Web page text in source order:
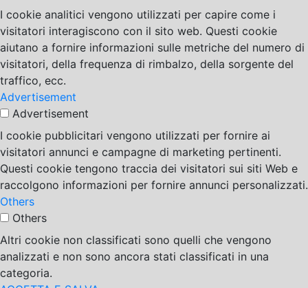
I cookie analitici vengono utilizzati per capire come i
visitatori interagiscono con il sito web. Questi cookie
aiutano a fornire informazioni sulle metriche del numero di
visitatori, della frequenza di rimbalzo, della sorgente del
traffico, ecc.
Advertisement
Advertisement
I cookie pubblicitari vengono utilizzati per fornire ai
visitatori annunci e campagne di marketing pertinenti.
Questi cookie tengono traccia dei visitatori sui siti Web e
raccolgono informazioni per fornire annunci personalizzati.
Others
Others
Altri cookie non classificati sono quelli che vengono
analizzati e non sono ancora stati classificati in una
categoria.